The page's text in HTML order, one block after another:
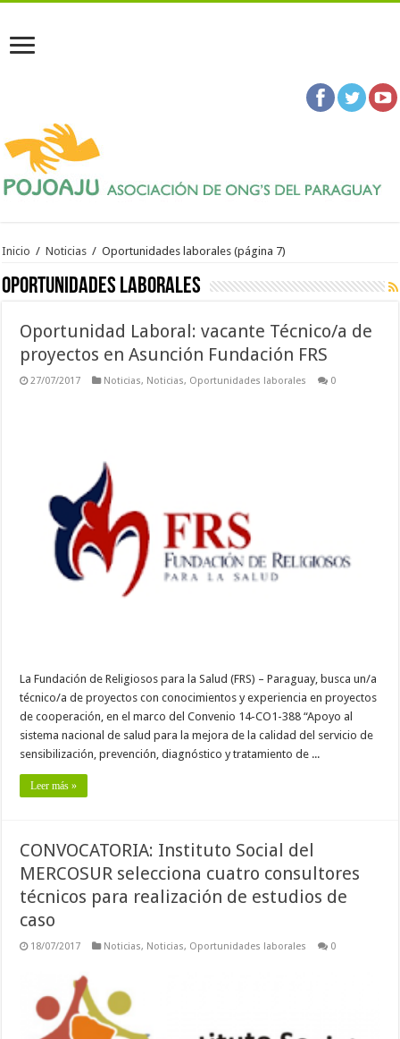
Inicio / Noticias / Oportunidades laborales (página 7)
Oportunidades laborales
Oportunidad Laboral: vacante Técnico/a de
proyectos en Asunción Fundación FRS
27/07/2017 Noticias, Noticias, Oportunidades laborales 0
La Fundación de Religiosos para la Salud (FRS) – Paraguay, busca un/a
técnico/a de proyectos con conocimientos y experiencia en proyectos
de cooperación, en el marco del Convenio 14-CO1-388 “Apoyo al
sistema nacional de salud para la mejora de la calidad del servicio de
sensibilización, prevención, diagnóstico y tratamiento de ...
Leer más »
CONVOCATORIA: Instituto Social del
MERCOSUR selecciona cuatro consultores
técnicos para realización de estudios de
caso
18/07/2017 Noticias, Noticias, Oportunidades laborales 0